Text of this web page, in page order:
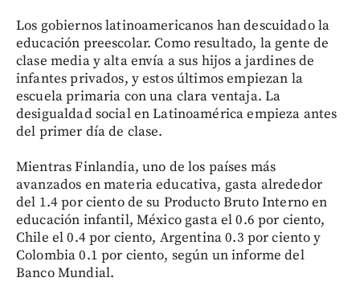
Los gobiernos latinoamericanos han descuidado la
educación preescolar. Como resultado, la gente de
clase media y alta envía a sus hijos a jardines de
infantes privados, y estos últimos empiezan la
escuela primaria con una clara ventaja. La
desigualdad social en Latinoamérica empieza antes
del primer día de clase.
Mientras Finlandia, uno de los países más
avanzados en materia educativa, gasta alrededor
del 1.4 por ciento de su Producto Bruto Interno en
educación infantil, México gasta el 0.6 por ciento,
Chile el 0.4 por ciento, Argentina 0.3 por ciento y
Colombia 0.1 por ciento, según un informe del
Banco Mundial.